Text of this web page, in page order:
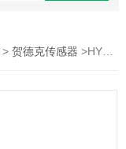
>贺德克传感器 >HYDAC贺德克原装传感器